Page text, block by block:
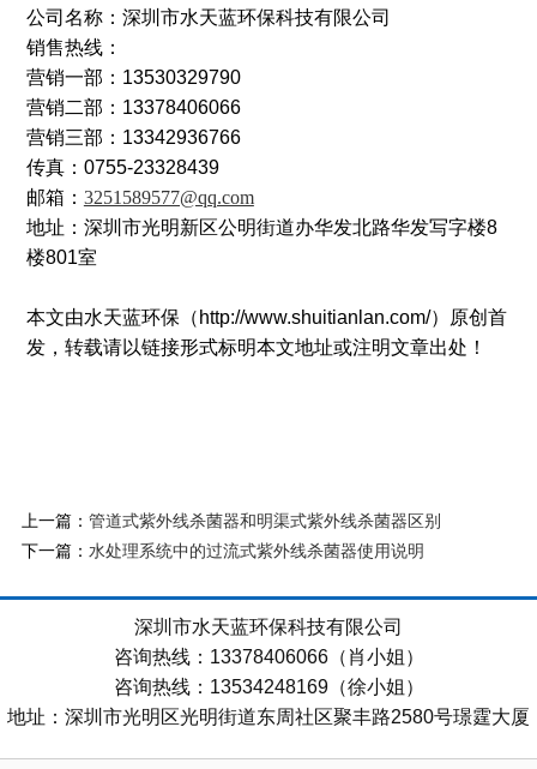
公司名称：深圳市水天蓝环保科技有限公司
销售热线：
营销一部：13530329790
营销二部：13378406066
营销三部：13342936766
传真：0755-23328439
邮箱： 3251589577@qq.com
地址：深圳市光明新区公明街道办华发北路华发写字楼8
楼801室
本文由水天蓝环保（http://www.shuitianlan.com/）原创首
发，转载请以链接形式标明本文地址或注明文章出处！
上一篇： 管道式紫外线杀菌器和明渠式紫外线杀菌器区别
下一篇： 水处理系统中的过流式紫外线杀菌器使用说明
深圳市水天蓝环保科技有限公司
咨询热线：13378406066（肖小姐）
咨询热线：13534248169（徐小姐）
地址：深圳市光明区光明街道东周社区聚丰路2580号璟霆大厦